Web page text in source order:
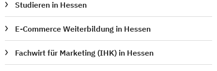
Studieren in Hessen
E-Commerce Weiterbildung in Hessen
Fachwirt für Marketing (IHK) in Hessen